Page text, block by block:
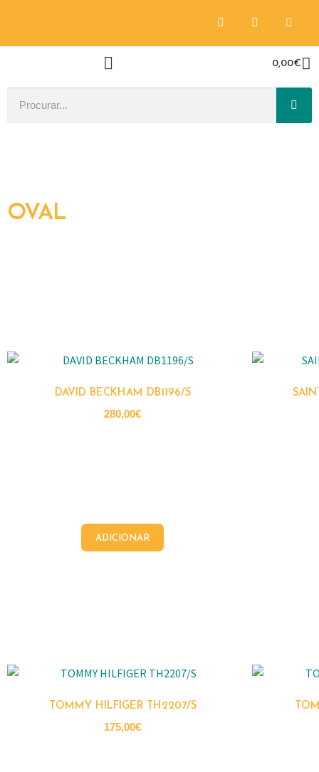
0,00€
OVAL
DAVID BECKHAM DB1196/S
280,00€
ADICIONAR
TOMMY HILFIGER TH2207/S
175,00€